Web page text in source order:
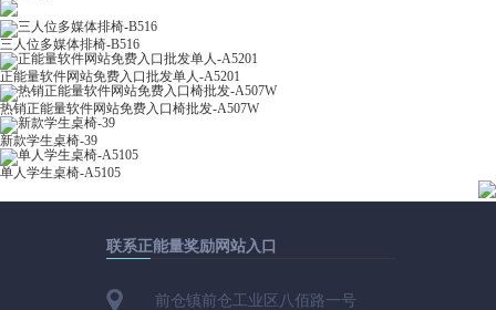
三人位多媒体排椅-B516
正能量软件网站免费入口批发单人-A5201
热销正能量软件网站免费入口椅批发-A507W
新款学生桌椅-39
单人学生桌椅-A5105
联系正能量奖励网站入口
前仓镇前仓工业区八佰路一号